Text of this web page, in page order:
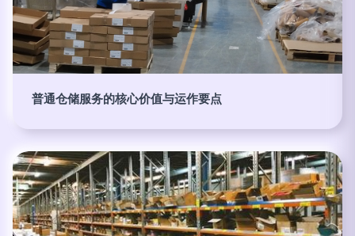
普通仓储服务的核心价值与运作要点